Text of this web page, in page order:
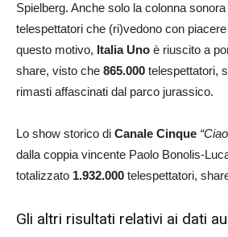
Spielberg. Anche solo la colonna
telespettatori che (ri)vedono con piacere
questo motivo, Italia Uno è riuscito a
share, visto che 865.000 telespettatori,
rimasti affascinati dal parco jurassico.
Lo show storico di Canale Cinque
dalla coppia vincente Paolo Bonolis-
totalizzato 1.932.000 telespettatori,
Gli altri risultati relativi ai dati